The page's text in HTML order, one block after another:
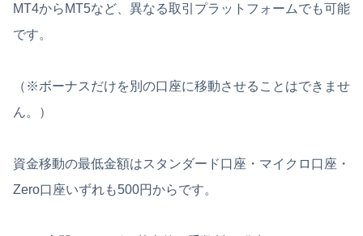
MT4からMT5など、異なる取引プラットフォームでも可能
です。
（※ボーナスだけを別の口座に移動させることはできませ
ん。）
資金移動の最低金額はスタンダード口座・マイクロ口座・
Zero口座いずれも500円からです。